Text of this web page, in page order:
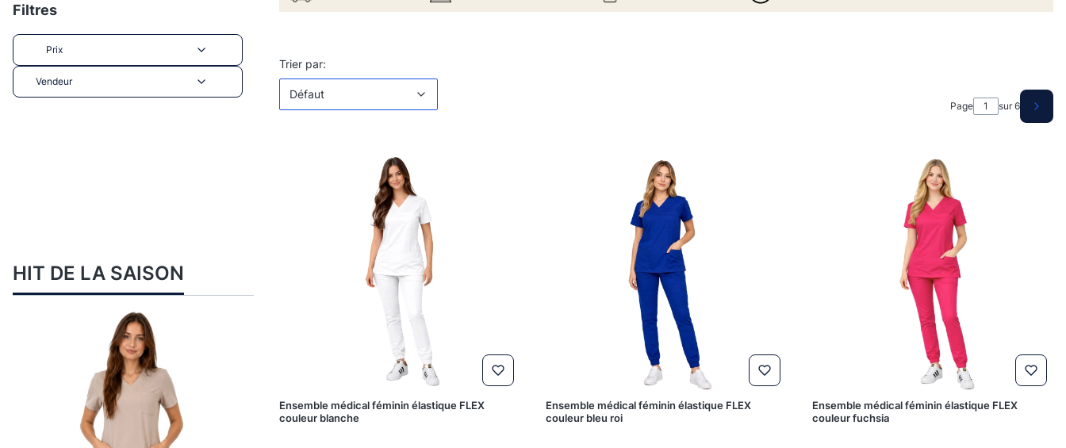
Filtres
Prix
Vendeur
HIT DE LA SAISON
Liste des produits
Trier par:
Défaut
Page sur 6
Ensemble médical féminin élastique FLEX
couleur blanche
Ensemble médical féminin élastique FLEX
couleur bleu roi
Ensemble médical féminin élastique FLEX
couleur fuchsia